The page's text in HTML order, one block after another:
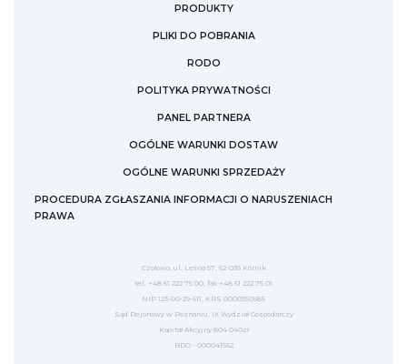
PRODUKTY
PLIKI DO POBRANIA
RODO
POLITYKA PRYWATNOŚCI
PANEL PARTNERA
OGÓLNE WARUNKI DOSTAW
OGÓLNE WARUNKI SPRZEDAŻY
PROCEDURA ZGŁASZANIA INFORMACJI O NARUSZENIACH
PRAWA
Czołowo, ul. Leśna 57, 62-035 Kórnik
tel. +48 61 222 75 00, fax +48 61 222 75 01
NIP 123-00-29-611, KRS 0000350585
Sąd Rejonowy w Poznaniu, IX Wydział Gospodarczy
Kapitał Akcyjny 804 040zł
BDO - 000041562